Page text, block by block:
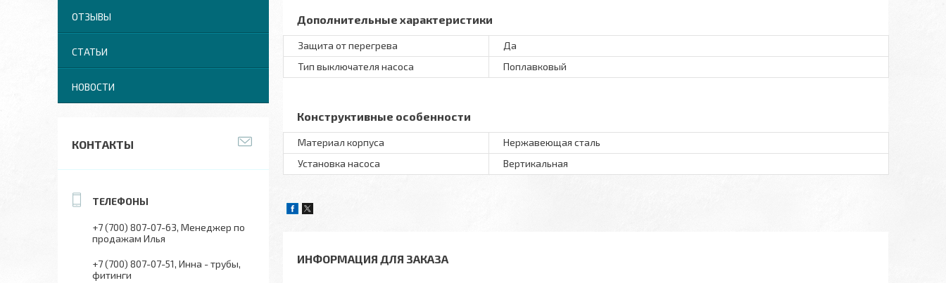
Дополнительные характеристики
Защита от перегрева
Да
Тип выключателя насоса
Поплавковый
Конструктивные особенности
Материал корпуса
Нержавеющая сталь
Установка насоса
Вертикальная
ИНФОРМАЦИЯ ДЛЯ ЗАКАЗА
ОТЗЫВЫ
СТАТЬИ
НОВОСТИ
КОНТАКТЫ
+7 (700) 807-07-63 Менеджер по
продажам Илья
+7 (700) 807-07-51 Инна - трубы,
фитинги